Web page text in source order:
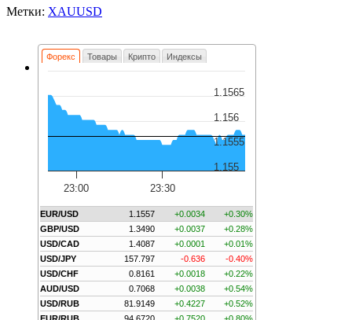
Метки: XAUUSD
Форекс Товары Крипто Индексы
23:00 23:30
1.155
1.1555
1.156
1.1565
EUR/USD 1.1557 +0.0034
+0.30%
GBP/USD
1.3490 +0.0037
+0.28%
USD/CAD
1.4087 +0.0001
+0.01%
USD/JPY
157.797 -0.636
-0.40%
USD/CHF
0.8161 +0.0018
+0.22%
AUD/USD
0.7068 +0.0038
+0.54%
USD/RUB
81.9149 +0.4227
+0.52%
EUR/RUB
94.6720 +0.7520
+0.80%